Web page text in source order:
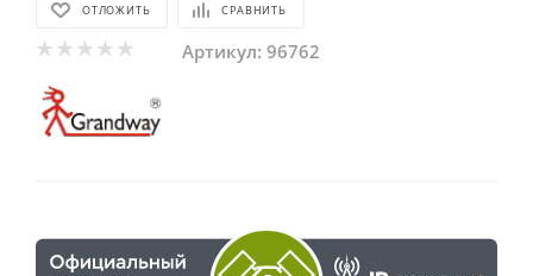
ОТЛОЖИТЬ СРАВНИТЬ
Артикул: 96762